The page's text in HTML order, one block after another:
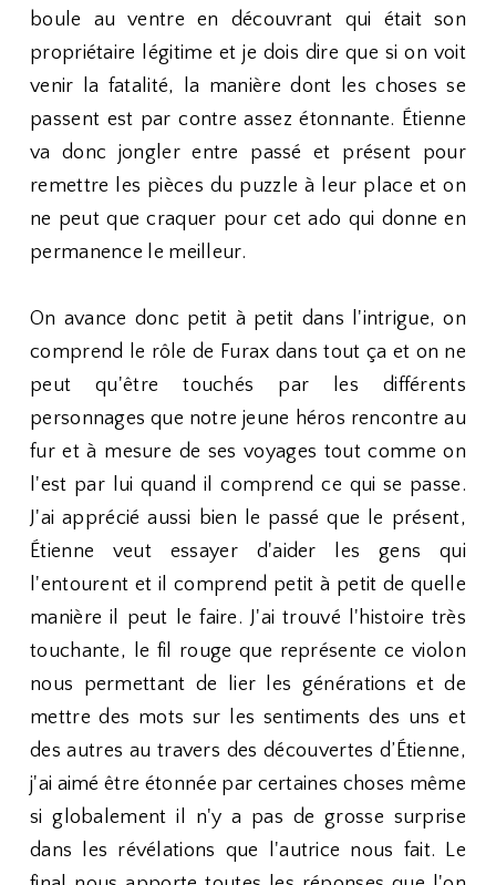
boule au ventre en découvrant qui était son
propriétaire légitime et je dois dire que si on voit
venir la fatalité, la manière dont les choses se
passent est par contre assez étonnante. Étienne
va donc jongler entre passé et présent pour
remettre les pièces du puzzle à leur place et on
ne peut que craquer pour cet ado qui donne en
permanence le meilleur.
On avance donc petit à petit dans l'intrigue, on
comprend le rôle de Furax dans tout ça et on ne
peut qu'être touchés par les différents
personnages que notre jeune héros rencontre au
fur et à mesure de ses voyages tout comme on
l'est par lui quand il comprend ce qui se passe.
J'ai apprécié aussi bien le passé que le présent,
Étienne veut essayer d'aider les gens qui
l'entourent et il comprend petit à petit de quelle
manière il peut le faire. J'ai trouvé l'histoire très
touchante, le fil rouge que représente ce violon
nous permettant de lier les générations et de
mettre des mots sur les sentiments des uns et
des autres au travers des découvertes d’Étienne,
j'ai aimé être étonnée par certaines choses même
si globalement il n'y a pas de grosse surprise
dans les révélations que l'autrice nous fait. Le